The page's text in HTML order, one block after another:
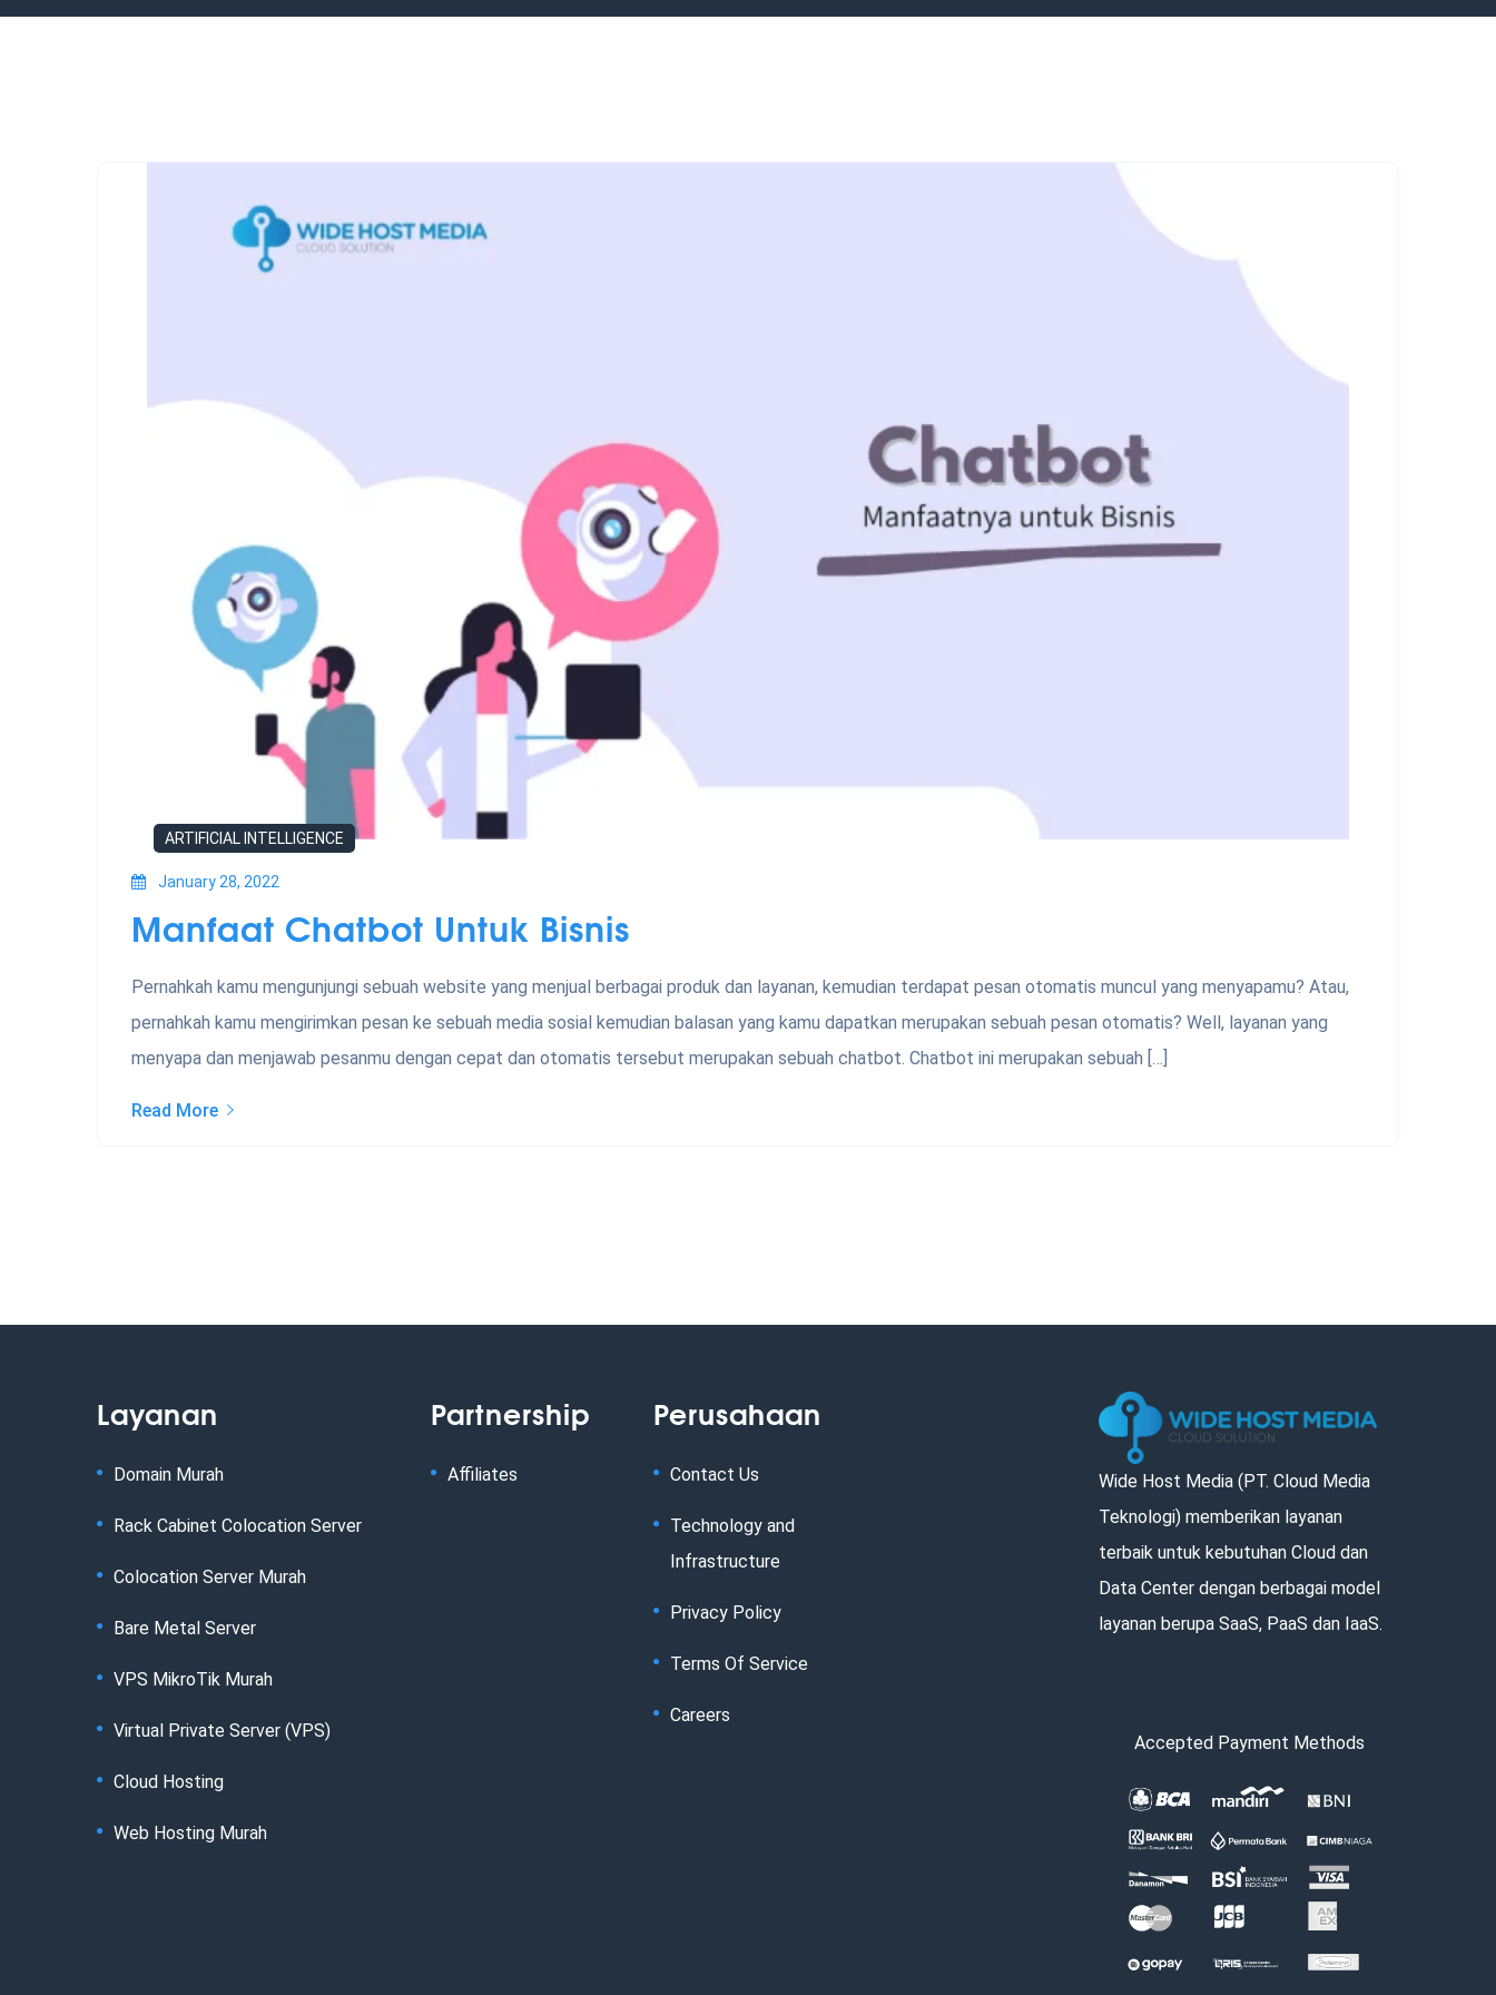
ARTIFICIAL INTELLIGENCE
January 28, 2022
Manfaat Chatbot Untuk Bisnis
Pernahkah kamu mengunjungi sebuah website yang menjual berbagai produk dan layanan, kemudian terdapat pesan otomatis muncul yang menyapamu? Atau,
pernahkah kamu mengirimkan pesan ke sebuah media sosial kemudian balasan yang kamu dapatkan merupakan sebuah pesan otomatis? Well, layanan yang
menyapa dan menjawab pesanmu dengan cepat dan otomatis tersebut merupakan sebuah chatbot. Chatbot ini merupakan sebuah […]
Read More
Layanan
Domain Murah
Rack Cabinet Colocation Server
Colocation Server Murah
Bare Metal Server
VPS MikroTik Murah
Virtual Private Server (VPS)
Cloud Hosting
Web Hosting Murah
Partnership
Affiliates
Perusahaan
Contact Us
Technology and
Infrastructure
Privacy Policy
Terms Of Service
Careers
Wide Host Media (PT. Cloud Media
Teknologi) memberikan layanan
terbaik untuk kebutuhan Cloud dan
Data Center dengan berbagai model
layanan berupa SaaS, PaaS dan IaaS.
Accepted Payment Methods